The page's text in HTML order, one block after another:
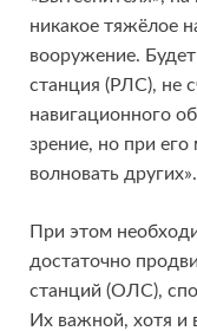
никакое тяжёлое
вооружение.
станция (РЛС), не
навигационного
зрение, но при
волновать других».
При этом
достаточно
станций (ОЛС),
Их важной, хотя и